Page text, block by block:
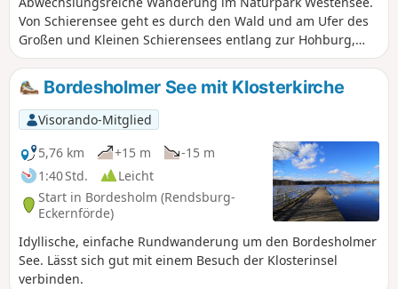
Von Schierensee geht es durch den Wald und am Ufer des
Großen und Kleinen Schierensees entlang zur Hohburg,
anschließend weiter zur Badestelle Wrohe am Westensee.
Bordesholmer See mit Klosterkirche
Visorando-Mitglied
5,76 km
+15 m
-15 m
1:40 Std.
Leicht
Start in Bordesholm (Rendsburg-
Eckernförde)
Idyllische, einfache Rundwanderung um den Bordesholmer
See. Lässt sich gut mit einem Besuch der Klosterinsel
verbinden.